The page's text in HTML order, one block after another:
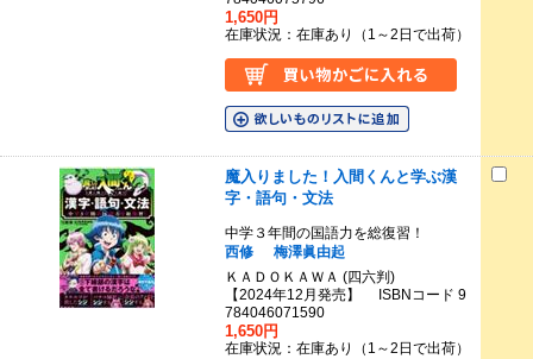
1,650円
在庫状況：在庫あり（1～2日で出荷）
魔入りました！入間くんと学ぶ漢
字・語句・文法
中学３年間の国語力を総復習！
西修
梅澤眞由起
ＫＡＤＯＫＡＷＡ (四六判)
【2024年12月発売】 ISBNコード 9
784046071590
1,650円
在庫状況：在庫あり（1～2日で出荷）